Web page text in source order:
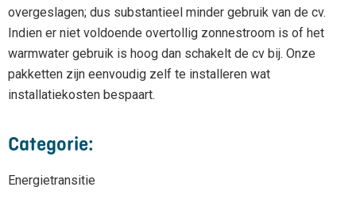
overgeslagen; dus substantieel minder gebruik van de cv.
Indien er niet voldoende overtollig zonnestroom is of het
warmwater gebruik is hoog dan schakelt de cv bij. Onze
pakketten zijn eenvoudig zelf te installeren wat
installatiekosten bespaart.
Categorie:
Energietransitie